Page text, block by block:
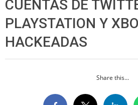
CUENTAS DE
PLAYSTATION Y
HACKEADAS
Share this...